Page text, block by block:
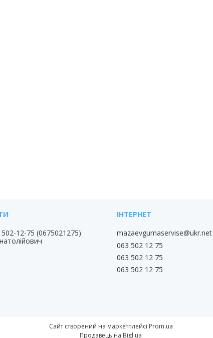
12-75 0675021275
mazaevgumaservise@ukr.net
063 502 12 75
063 502 12 75
063 502 12 75
Сайт створений на маркетплейсі Prom.ua
Продавець на Bigl.ua